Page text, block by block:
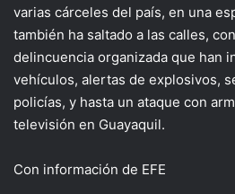
varias cárceles del país, en una
también ha saltado a las calles,
delincuencia organizada que han
vehículos, alertas de explosivos,
policías, y hasta un ataque con
televisión en Guayaquil.
Con información de EFE